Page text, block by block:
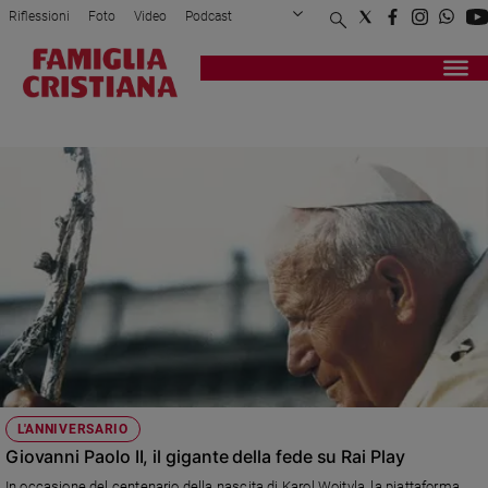
Attualità
Economia
Legalità
giustizia
Sport
Interviste
Papa
Papa
Riflessioni Foto Video Podcast
Privacy Policy Chi siamo
Registrati Redazione
L'ANNIVERSARIO
Giovanni Paolo II, il gigante della fede su Rai Play